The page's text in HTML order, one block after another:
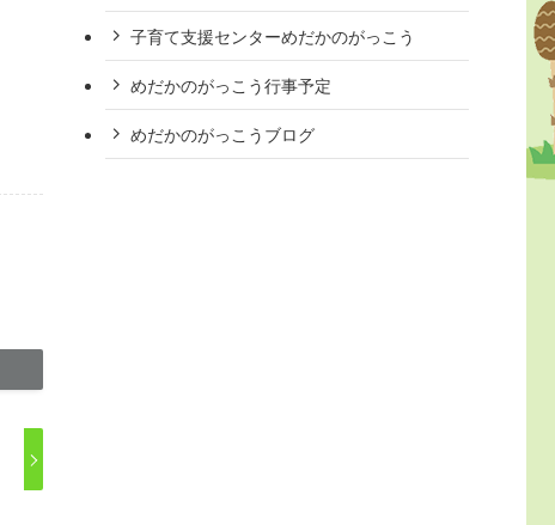
子育て支援センターめだかのがっこう
めだかのがっこう行事予定
めだかのがっこうブログ